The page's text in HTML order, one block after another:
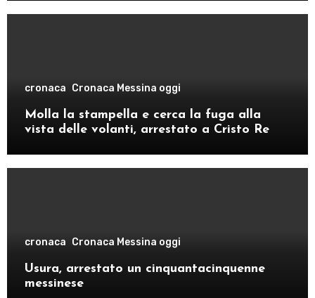
cronaca Cronaca Messina oggi
Molla la stampella e cerca la fuga alla
vista delle volanti, arrestato a Cristo Re
cronaca Cronaca Messina oggi
Usura, arrestato un cinquantacinquenne
messinese